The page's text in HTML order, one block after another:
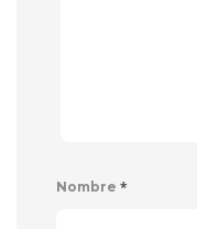
Nombre *